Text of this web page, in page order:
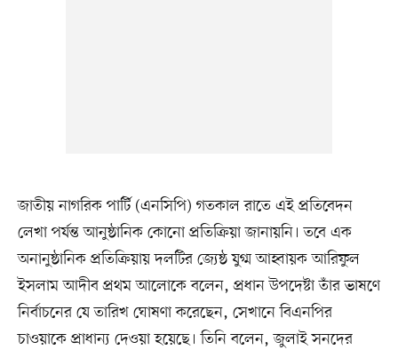
জাতীয় নাগরিক পার্টি (এনসিপি) গতকাল রাতে এই প্রতিবেদন
লেখা পর্যন্ত আনুষ্ঠানিক কোনো প্রতিক্রিয়া জানায়নি। তবে এক
অনানুষ্ঠানিক প্রতিক্রিয়ায় দলটির জ্যেষ্ঠ যুগ্ম আহ্বায়ক আরিফুল
ইসলাম আদীব প্রথম আলোকে বলেন, প্রধান উপদেষ্টা তাঁর ভাষণে
নির্বাচনের যে তারিখ ঘোষণা করেছেন, সেখানে বিএনপির
চাওয়াকে প্রাধান্য দেওয়া হয়েছে। তিনি বলেন, জুলাই সনদের